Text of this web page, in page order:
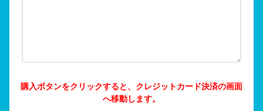
購入ボタンをクリックすると、クレジットカード決済の画面
へ移動します。